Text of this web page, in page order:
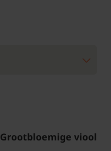
Grootbloemige viool